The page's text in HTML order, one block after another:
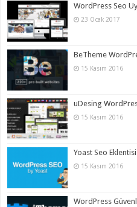
WordPress Seo
23 Ocak 2017
BeTheme
15 Kasım 2016
uDesing
15 Kasım 2016
Yoast Seo Eklentisi
15 Kasım 2016
WordPress